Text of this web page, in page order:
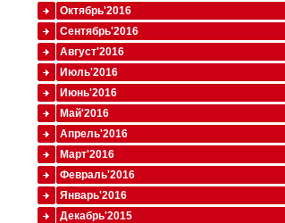
Октябрь'2016
Сентябрь'2016
Август'2016
Июль'2016
Июнь'2016
Май'2016
Апрель'2016
Март'2016
Февраль'2016
Январь'2016
Декабрь'2015